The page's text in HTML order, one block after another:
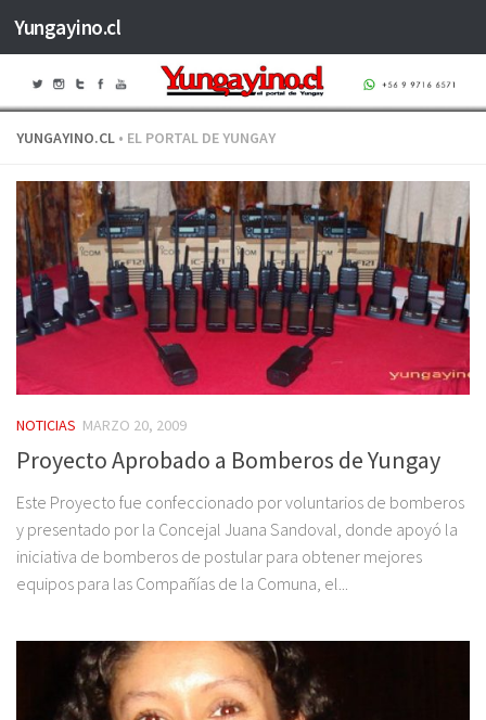
Saltar al contenido
Yungayino.cl
YUNGAYINO.CL • EL PORTAL DE YUNGAY
NOTICIAS MARZO 20, 2009
Proyecto Aprobado a Bomberos de Yungay
Este Proyecto fue confeccionado por voluntarios de bomberos
y presentado por la Concejal Juana Sandoval, donde apoyó la
iniciativa de bomberos de postular para obtener mejores
equipos para las Compañías de la Comuna, el...